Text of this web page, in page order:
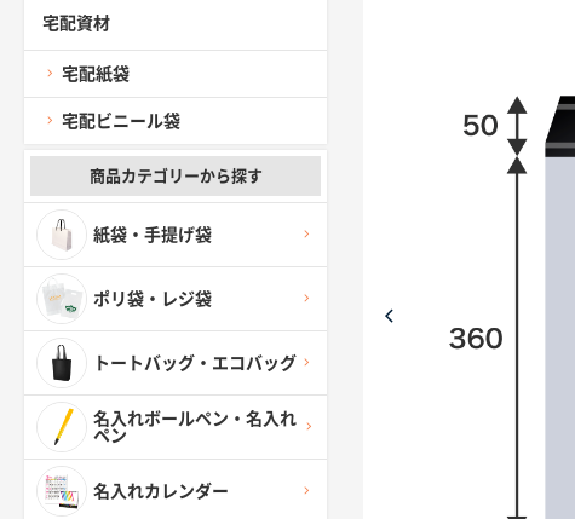
宅配資材
宅配紙袋
宅配ビニール袋
商品カテゴリーから探す
紙袋・手提げ袋
ポリ袋・レジ袋
トートバッグ・エコバッグ
名入れボールペン・名入れ
ペン
名入れカレンダー